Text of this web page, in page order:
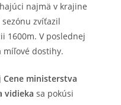
najmä v krajine
zvíťazil
1600m. V poslednej
míľové dostihy.
Cene ministerstva
vidieka sa pokúsi